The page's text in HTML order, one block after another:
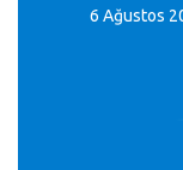
6 Ağustos